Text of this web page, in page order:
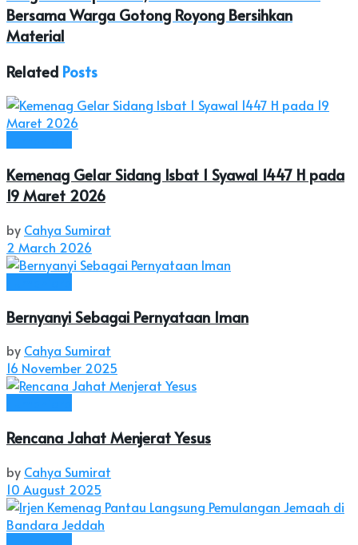
Bersama Warga Gotong Royong Bersihkan
Material
Related Posts
Kemenag Gelar Sidang Isbat 1 Syawal 1447 H pada
19 Maret 2026
by Cahya Sumirat
2 March 2026
Bernyanyi Sebagai Pernyataan Iman
by Cahya Sumirat
16 November 2025
Rencana Jahat Menjerat Yesus
by Cahya Sumirat
10 August 2025